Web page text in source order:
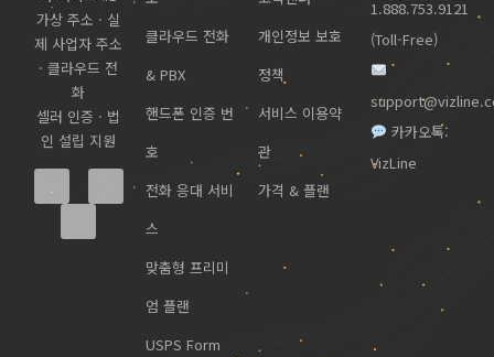
가상 주소 · 실
제 사업자 주소
· 클라우드 전
화
셀러 인증 · 법
인 설립 지원
클라우드 전화
& PBX
핸드폰 인증 번
호
전화 응대 서비
스
맞춤형 프리미
엄 플랜
USPS Form
개인정보 보호
정책
서비스 이용약
관
가격 & 플랜
1.888.753.9121
(Toll-Free)
카카오톡:
VizLine